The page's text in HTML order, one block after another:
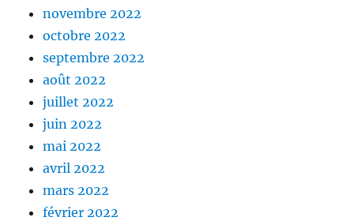
novembre 2022
octobre 2022
septembre 2022
août 2022
juillet 2022
juin 2022
mai 2022
avril 2022
mars 2022
février 2022